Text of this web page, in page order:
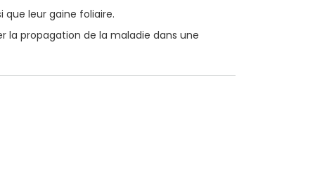
que leur gaine foliaire.
la propagation de la maladie dans une